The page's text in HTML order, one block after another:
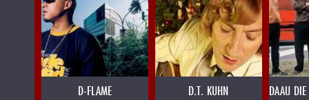
D-FLAME D.T. KUHN
DAAU DIE